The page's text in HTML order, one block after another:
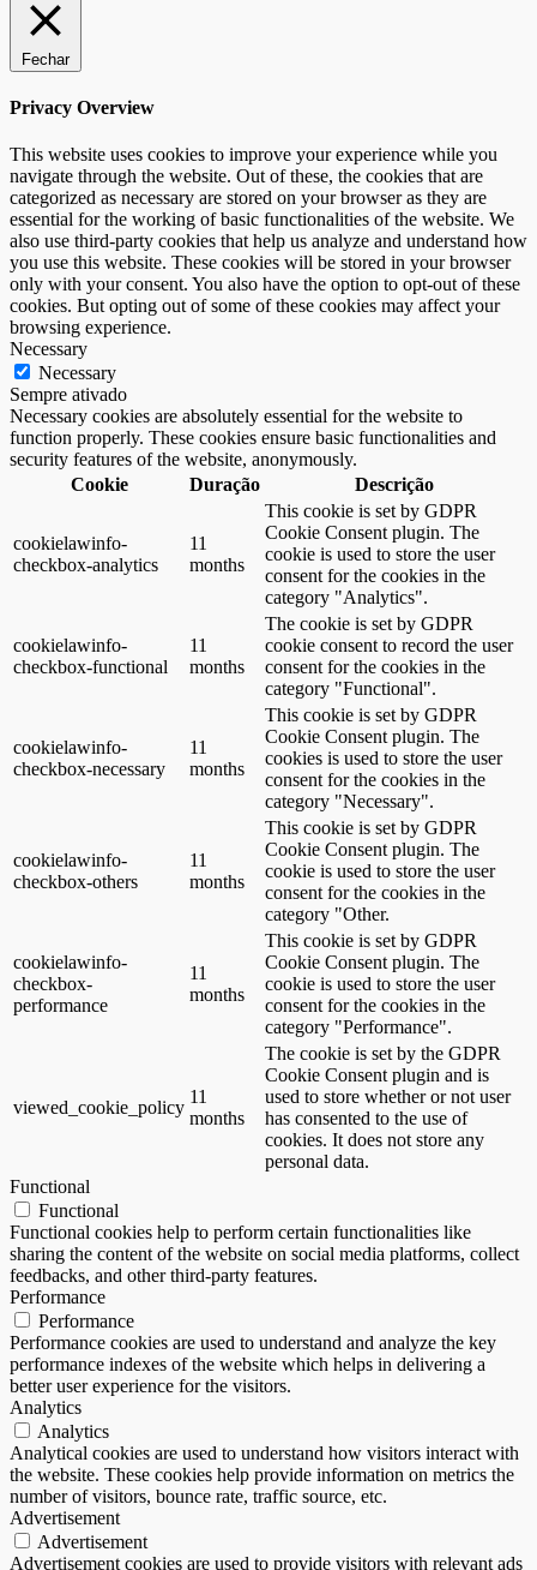
Fechar
Privacy Overview
This website uses cookies to improve your experience while you
navigate through the website. Out of these, the cookies that are
categorized as necessary are stored on your browser as they are
essential for the working of basic functionalities of the website. We
also use third-party cookies that help us analyze and understand how
you use this website. These cookies will be stored in your browser
only with your consent. You also have the option to opt-out of these
cookies. But opting out of some of these cookies may affect your
browsing experience.
Necessary
Necessary
Sempre ativado
Necessary cookies are absolutely essential for the website to
function properly. These cookies ensure basic functionalities and
security features of the website, anonymously.
Cookie
Duração Descrição
cookielawinfo-
checkbox-analytics
11
months
This cookie is set by GDPR
Cookie Consent plugin. The
cookie is used to store the user
consent for the cookies in the
category "Analytics".
cookielawinfo-
checkbox-functional
11
months
The cookie is set by GDPR
cookie consent to record the user
consent for the cookies in the
category "Functional".
cookielawinfo-
checkbox-necessary
11
months
This cookie is set by GDPR
Cookie Consent plugin. The
cookies is used to store the user
consent for the cookies in the
category "Necessary".
cookielawinfo-
checkbox-others
11
months
This cookie is set by GDPR
Cookie Consent plugin. The
cookie is used to store the user
consent for the cookies in the
category "Other.
cookielawinfo-
checkbox-
performance
11
months
This cookie is set by GDPR
Cookie Consent plugin. The
cookie is used to store the user
consent for the cookies in the
category "Performance".
viewed_cookie_policy
11
months
The cookie is set by the GDPR
Cookie Consent plugin and is
used to store whether or not user
has consented to the use of
cookies. It does not store any
personal data.
Functional
Functional
Functional cookies help to perform certain functionalities like
sharing the content of the website on social media platforms, collect
feedbacks, and other third-party features.
Performance
Performance
Performance cookies are used to understand and analyze the key
performance indexes of the website which helps in delivering a
better user experience for the visitors.
Analytics
Analytics
Analytical cookies are used to understand how visitors interact with
the website. These cookies help provide information on metrics the
number of visitors, bounce rate, traffic source, etc.
Advertisement
Advertisement
Advertisement cookies are used to provide visitors with relevant ads